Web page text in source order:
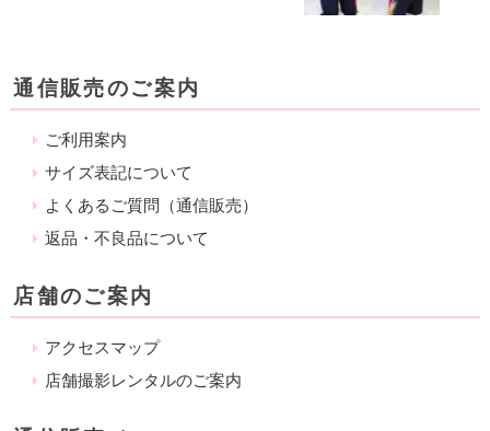
通信販売のご案内
ご利用案内
サイズ表記について
よくあるご質問（通信販売）
返品・不良品について
店舗のご案内
アクセスマップ
店舗撮影レンタルのご案内